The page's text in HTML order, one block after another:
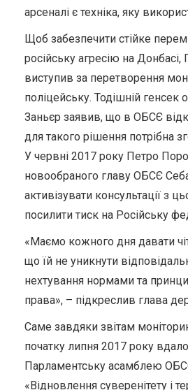
арсеналі є техніка, яку
Щоб забезпечити стійке
російську агресію на
виступив за перетворення
поліцейську. Тодішній генсек
Заньєр заявив, що в ОБСЄ
для такого рішення потрібна
У червні 2017 року Петро
новообраного главу ОБСЄ
активізувати консультації з
посилити тиск на Російську
«Маємо кожного дня давати
що їй не уникнути
нехтування нормами та
права», – підкреслив глава
Саме завдяки звітам
початку липня 2017 року
Парламентську асамблею
«Відновлення суверенітету і